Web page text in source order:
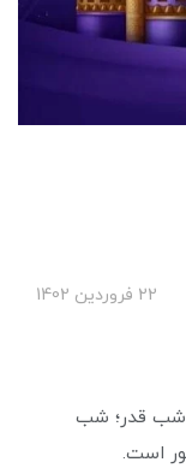
22 فروردین 1402
شب قدر؛ شب
است.